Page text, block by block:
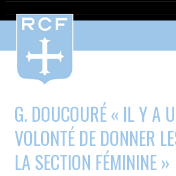
G. DOUCOURÉ « IL Y A
VOLONTÉ DE DONNER
LA SECTION FÉMININE »